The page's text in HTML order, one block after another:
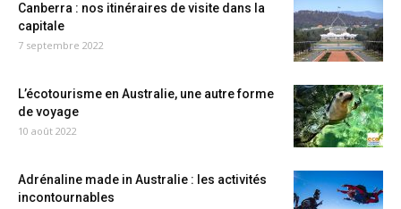
Canberra : nos itinéraires de visite dans la
capitale
7 septembre 2022
L’écotourisme en Australie, une autre forme
de voyage
10 août 2022
Adrénaline made in Australie : les activités
incontournables